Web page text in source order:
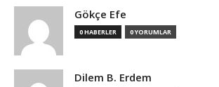
Gökçe Efe
0 HABERLER 0 YORUMLAR
Dilem B. Erdem